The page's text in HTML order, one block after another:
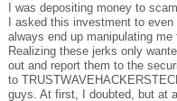
I was depositing money to
I asked this investment to
always end up manipulating
Realizing these jerks only
out and report them to the
to
guys. At first, I doubted, but at